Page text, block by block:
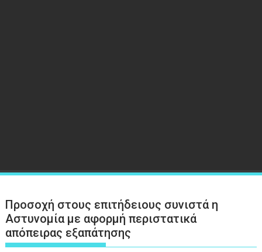
Προσοχή στους επιτήδειους συνιστά η
Αστυνομία με αφορμή περιστατικά
απόπειρας εξαπάτησης